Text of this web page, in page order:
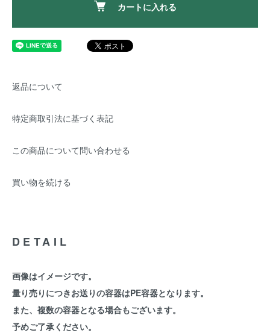
カートに入れる
返品について
特定商取引法に基づく表記
この商品について問い合わせる
買い物を続ける
DETAIL
画像はイメージです。
量り売りにつきお送りの容器はPE容器となります。
また、複数の容器となる場合もございます。
予めご了承ください。